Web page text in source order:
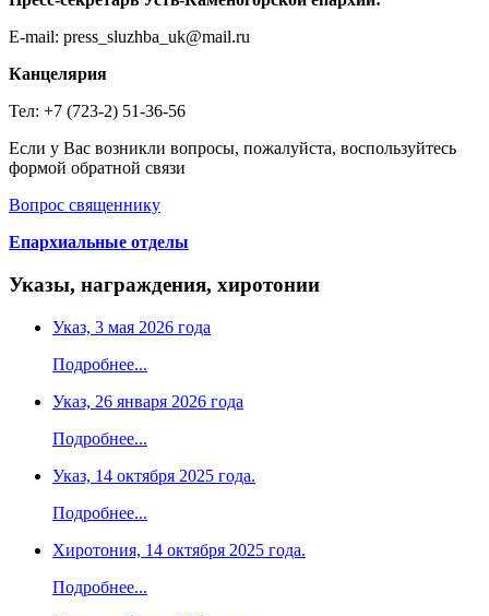
E-mail: press_sluzhba_uk@mail.ru
Канцелярия
Тел: +7 (723-2) 51-36-56
Если у Вас возникли вопросы, пожалуйста, воспользуйтесь
формой обратной связи
Вопрос священнику
Епархиальные отделы
Указы, награждения, хиротонии
Указ, 3 мая 2026 года
Подробнее...
Указ, 26 января 2026 года
Подробнее...
Указ, 14 октября 2025 года.
Подробнее...
Хиротония, 14 октября 2025 года.
Подробнее...